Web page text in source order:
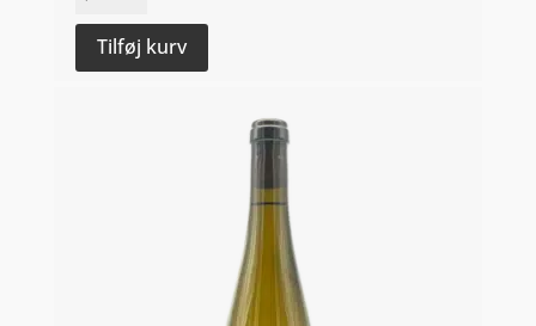
2023
-
Tilføj kurv